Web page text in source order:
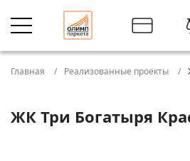
Главная Реализованные проекты
ЖК Три Богатыря